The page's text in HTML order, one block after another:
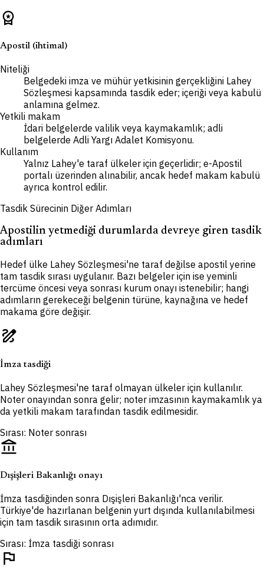
workspace_premium
Apostil (ihtimal)
Niteliği
Belgedeki imza ve mühür yetkisinin gerçekliğini Lahey
Sözleşmesi kapsamında tasdik eder; içeriği veya kabulü
anlamına gelmez.
Yetkili makam
İdari belgelerde valilik veya kaymakamlık; adli
belgelerde Adli Yargı Adalet Komisyonu.
Kullanım
Yalnız Lahey'e taraf ülkeler için geçerlidir; e-Apostil
portalı üzerinden alınabilir, ancak hedef makam kabulü
ayrıca kontrol edilir.
Tasdik Sürecinin Diğer Adımları
Apostilin yetmediği durumlarda devreye giren tasdik
adımları
Hedef ülke Lahey Sözleşmesi'ne taraf değilse apostil yerine
tam tasdik sırası uygulanır. Bazı belgeler için ise yeminli
tercüme öncesi veya sonrası kurum onayı istenebilir; hangi
adımların gerekeceği belgenin türüne, kaynağına ve hedef
makama göre değişir.
draw
İmza tasdiği
Lahey Sözleşmesi'ne taraf olmayan ülkeler için kullanılır.
Noter onayından sonra gelir; noter imzasının kaymakamlık ya
da yetkili makam tarafından tasdik edilmesidir.
Sırası: Noter sonrası
account_balance
Dışişleri Bakanlığı onayı
İmza tasdiğinden sonra Dışişleri Bakanlığı'nca verilir.
Türkiye'de hazırlanan belgenin yurt dışında kullanılabilmesi
için tam tasdik sırasının orta adımıdır.
Sırası: İmza tasdiği sonrası
flag